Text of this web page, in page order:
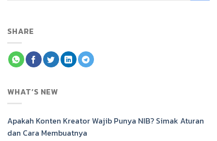
SHARE
WHAT’S NEW
Apakah Konten Kreator Wajib Punya NIB? Simak Aturan
dan Cara Membuatnya